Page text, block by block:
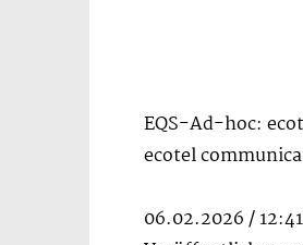
EQS-Ad-hoc:
ecotel
06.02.2026 /